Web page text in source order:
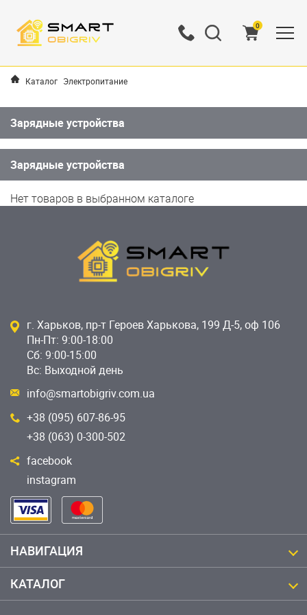
0
Каталог Электропитание
Зарядные устройства
Зарядные устройства
Нет товаров в выбранном каталоге
г. Харьков, пр-т Героев Харькова, 199 Д-5, оф 106
Пн-Пт: 9:00-18:00
Сб: 9:00-15:00
Вс: Выходной день
info@smartobigriv.com.ua
+38 (095) 607-86-95
+38 (063) 0-300-502
facebook
instagram
НАВИГАЦИЯ
КАТАЛОГ